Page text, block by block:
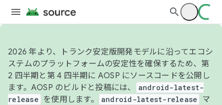
2026 年より、トランク安定版開発モデルに沿ってエコシ
ステムのプラットフォームの安定性を確保するため、第
2 四半期と第 4 四半期に AOSP にソースコードを公開し
ます。AOSP のビルドと投稿には、
android-latest-
release
を使用します。 android-latest-release
マ